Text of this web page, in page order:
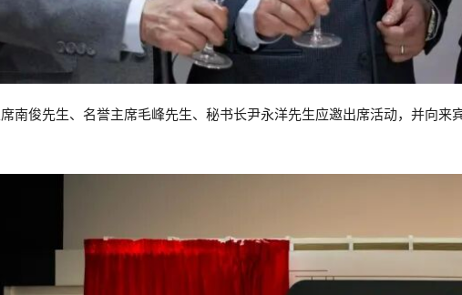
南俊先生、名誉主席毛峰先生、秘书长尹永洋先生应邀出席活动，并向